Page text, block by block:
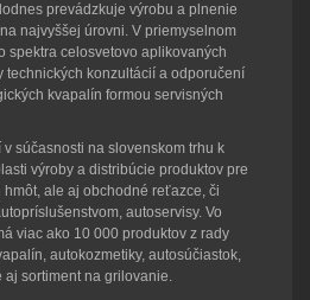
prevádzkuje výrobu a plnenie
najvyššej úrovni. V priemyselnom
spektra celosvetovo aplikovaných
technických konzultácií a odporučení
kvapalín formou servisných
súčasnosti na slovenskom trhu k
výroby a distribúcie produktov pre
ale aj obchodné reťazce, či
autoservisy. Vo
viac ako 10 000 produktov z rady
autokozmetiky, autosúčiastok,
sortiment na grilovanie.